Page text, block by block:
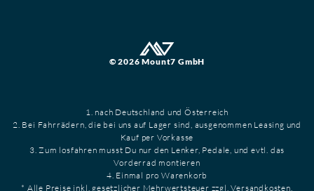
© 2026 Mount7 GmbH
1. nach Deutschland und Österreich
2. Bei Fahrrädern, die bei uns auf Lager sind, ausgenommen Leasing und
Kauf per Vorkasse
3. Zum losfahren musst Du nur den Lenker, Pedale, und evtl. das
Vorderrad montieren
4. Einmal pro Warenkorb
* Alle Preise inkl. gesetzlicher Mehrwertsteuer zzgl. Versandkosten.